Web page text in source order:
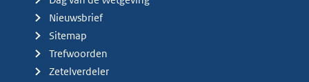
Nieuwsbrief
Sitemap
Trefwoorden
Zetelverdeler